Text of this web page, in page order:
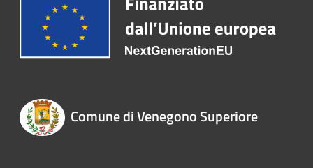
Comune di Venegono Superiore